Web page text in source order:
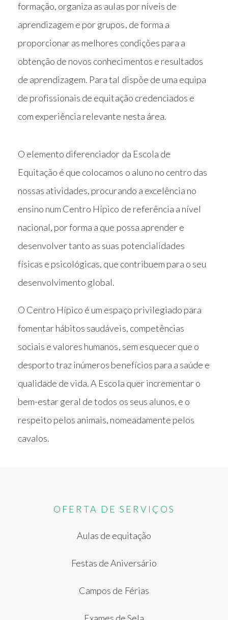
formação, organiza as aulas por níveis de
aprendizagem e por grupos, de forma a
proporcionar as melhores condições para a
obtenção de novos conhecimentos e resultados
de aprendizagem. Para tal dispõe de uma equipa
de profissionais de equitação credenciados e
com experiência relevante nesta área.
O elemento diferenciador da Escola de
Equitação é que colocamos o aluno no centro das
nossas atividades, procurando a excelência no
ensino num Centro Hípico de referência a nível
nacional, por forma a que possa aprender e
desenvolver tanto as suas potencialidades
físicas e psicológicas, que contribuem para o seu
desenvolvimento global.
O Centro Hípico é um espaço privilegiado para
fomentar hábitos saudáveis, competências
sociais e valores humanos, sem esquecer que o
desporto traz inúmeros benefícios para a saúde e
qualidade de vida. A Escola quer incrementar o
bem-estar geral de todos os seus alunos, e o
respeito pelos animais, nomeadamente pelos
cavalos.
OFERTA DE SERVIÇOS
Aulas de equitação
Festas de Aniversário
Campos de Férias